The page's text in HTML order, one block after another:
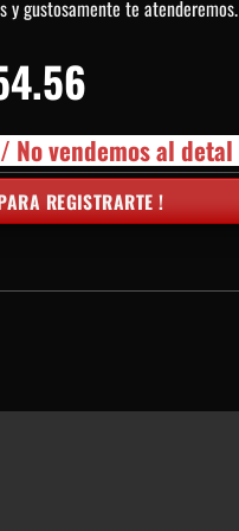
gustosamente te atenderemos.
No vendemos al detal
REGISTRARTE !